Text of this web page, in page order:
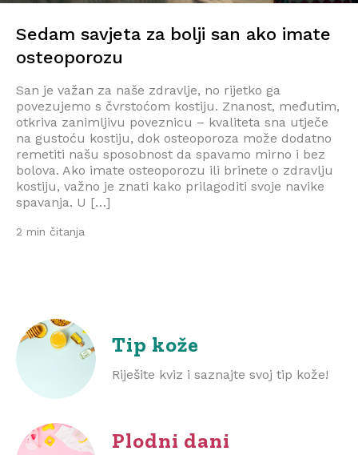
Sedam savjeta za bolji san ako imate
osteoporozu
San je važan za naše zdravlje, no rijetko ga
povezujemo s čvrstoćom kostiju. Znanost, međutim,
otkriva zanimljivu poveznicu – kvaliteta sna utječe
na gustoću kostiju, dok osteoporoza može dodatno
remetiti našu sposobnost da spavamo mirno i bez
bolova. Ako imate osteoporozu ili brinete o zdravlju
kostiju, važno je znati kako prilagoditi svoje navike
spavanja. U […]
2 min čitanja
Tip kože
Riješite kviz i saznajte svoj tip kože!
Plodni dani